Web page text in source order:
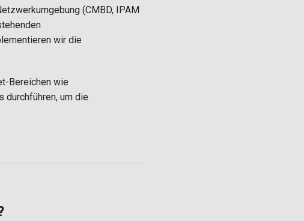
(CMBD, IPAM
wir die
Bereichen wie
durchführen, um die